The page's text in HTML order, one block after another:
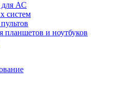
АС
систем
планшетов и ноутбуков